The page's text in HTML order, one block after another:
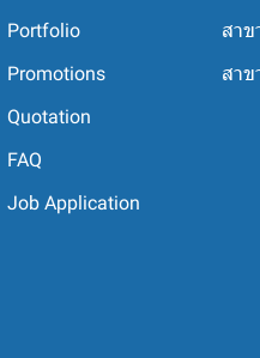
Portfolio
Promotions
Quotation
FAQ
Job Application
สา
สาข